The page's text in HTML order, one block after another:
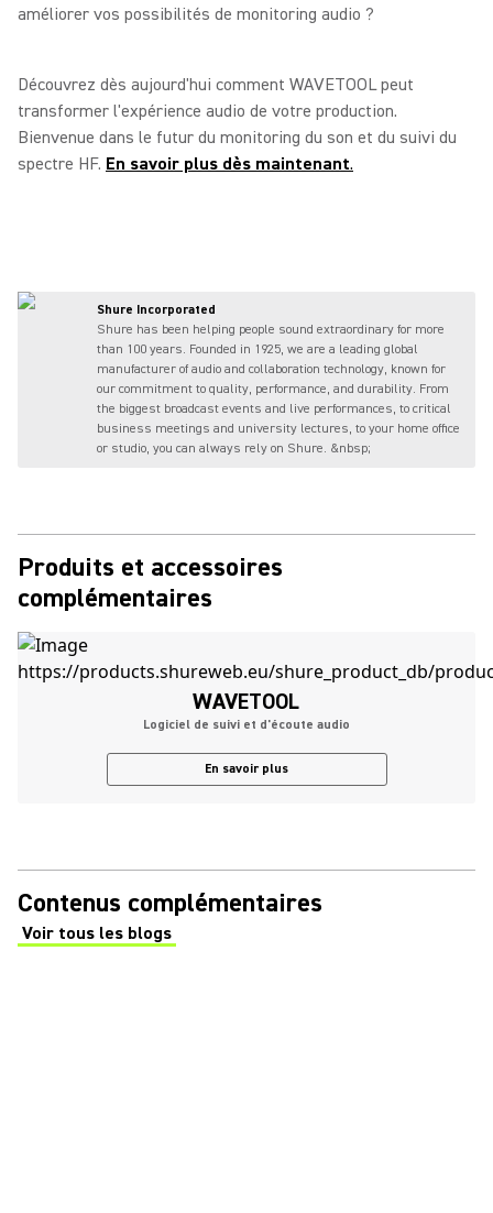
améliorer vos possibilités de monitoring audio ?
Découvrez dès aujourd'hui comment WAVETOOL peut
transformer l'expérience audio de votre production.
Bienvenue dans le futur du monitoring du son et du suivi du
spectre HF. En savoir plus dès maintenant.
Shure Incorporated
Shure has been helping people sound extraordinary for more
than 100 years. Founded in 1925, we are a leading global
manufacturer of audio and collaboration technology, known for
our commitment to quality, performance, and durability. From
the biggest broadcast events and live performances, to critical
business meetings and university lectures, to your home office
or studio, you can always rely on Shure. &nbsp;
Produits et accessoires
complémentaires
WAVETOOL
Logiciel de suivi et d'écoute audio
En savoir plus
Contenus complémentaires
Voir tous les blogs
(Opens in a new tab)